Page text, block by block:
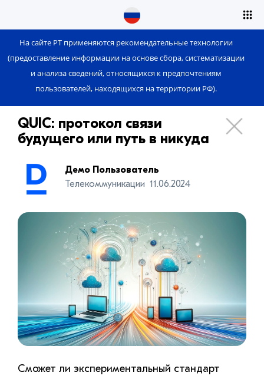
На сайте РТ применяются рекомендательные технологии
(предоставление информации на основе сбора, систематизации
и анализа сведений, относящихся к предпочтениям
пользователей, находящихся на территории РФ).
QUIC: протокол связи
будущего или путь в никуда
Демо Пользователь
Телекоммуникации 11.06.2024
Сможет ли экспериментальный стандарт